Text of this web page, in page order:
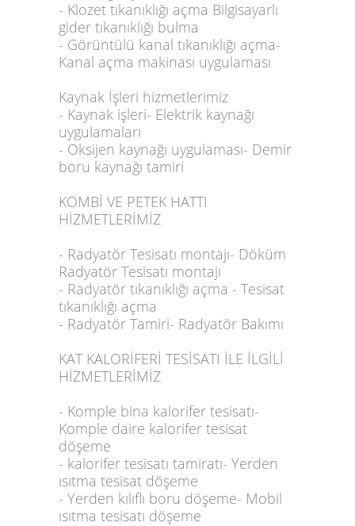
- Klozet tıkanıklığı açma Bilgisayarlı
gider tıkanıklığı bulma
- Görüntülü kanal tıkanıklığı açma-
Kanal açma makinası uygulaması
Kaynak İşleri hizmetlerimiz
- Kaynak işleri- Elektrik kaynağı
uygulamaları
- Oksijen kaynağı uygulaması- Demir
boru kaynağı tamiri
KOMBİ VE PETEK HATTI
HİZMETLERİMİZ
- Radyatör Tesisatı montajı- Döküm
Radyatör Tesisatı montajı
- Radyatör tıkanıklığı açma - Tesisat
tıkanıklığı açma
- Radyatör Tamiri- Radyatör Bakımı
KAT KALORİFERİ TESİSATI İLE İLGİLİ
HİZMETLERİMİZ
- Komple bina kalorifer tesisatı-
Komple daire kalorifer tesisat
döşeme
- kalorifer tesisatı tamiratı- Yerden
ısıtma tesisat döşeme
- Yerden kılıflı boru döşeme- Mobil
ısıtma tesisatı döşeme